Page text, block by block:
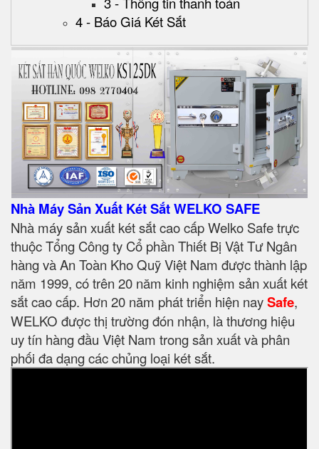
4 - Báo Giá Két Sắt
Nhà Máy Sản Xuất Két Sắt WELKO SAFE
Nhà máy sản xuất két sắt cao cấp Welko Safe trực
thuộc Tổng Công ty Cổ phần Thiết Bị Vật Tư Ngân
hàng và An Toàn Kho Quỹ Việt Nam được thành lập
năm 1999, có trên 20 năm kinh nghiệm sản xuất két
sắt cao cấp. Hơn 20 năm phát triển hiện naySafe,
WELKO được thị trường đón nhận, là thương hiệu
uy tín hàng đầu Việt Nam trong sản xuất và phân
phối đa dạng các chủng loại két sắt.